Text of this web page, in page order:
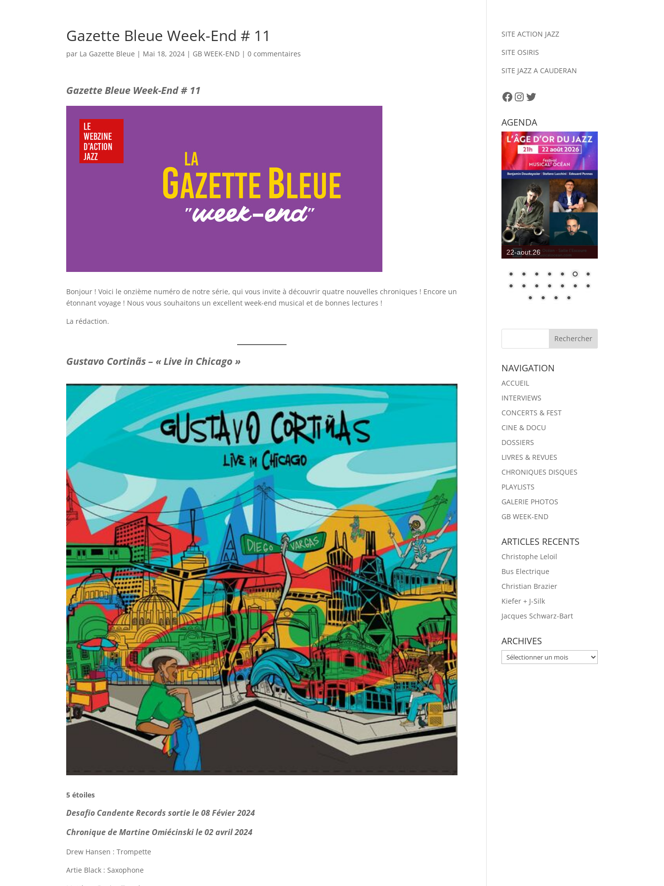
Gazette Bleue Week-End # 11
par La Gazette Bleue | Mai 18, 2024 | GB WEEK-END |0 commentaires
Gazette Bleue Week-End # 11
Bonjour ! Voici le onzième numéro de notre série, qui vous invite à découvrir quatre nouvelles chroniques ! Encore un
étonnant voyage ! Nous vous souhaitons un excellent week-end musical et de bonnes lectures !
La rédaction.
Gustavo Cortinãs – « Live in Chicago »
5 étoiles
Desafio Candente Records sortie le 08 Févier 2024
Chronique de Martine Omiécinski le 02 avril 2024
Drew Hansen : Trompette
Artie Black : Saxophone
SITE ACTION JAZZ
SITE OSIRIS
SITE JAZZ A CAUDERAN
Facebook
Instagram
Twitter
AGENDA
22-aout.26
NAVIGATION
ACCUEIL
INTERVIEWS
CONCERTS & FEST
CINE & DOCU
DOSSIERS
LIVRES & REVUES
CHRONIQUES DISQUES
PLAYLISTS
GALERIE PHOTOS
GB WEEK-END
ARTICLES RECENTS
Christophe Leloil
Bus Electrique
Christian Brazier
Kiefer + J-Silk
Jacques Schwarz-Bart
ARCHIVES
ARCHIVES